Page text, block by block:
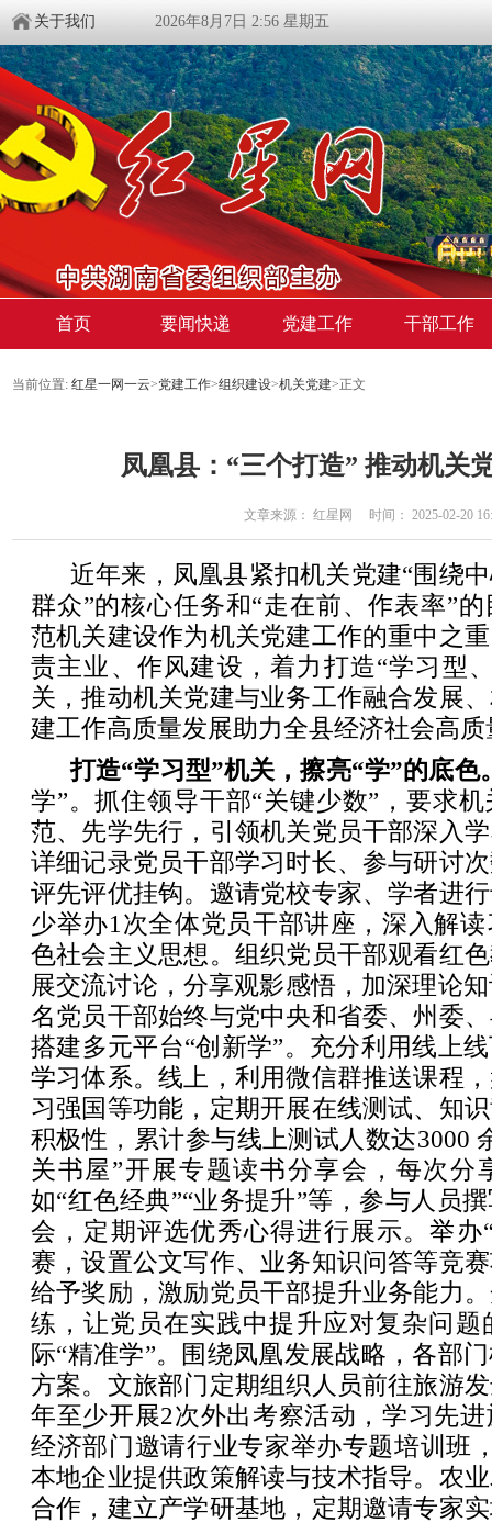
关于我们 2026年8月7日 2:56 星期五
首页 要闻快递 党建工作 干部工作
当前位置: 红星一网一云>党建工作>组织建设>机关党建>正文
凤凰县：“三个打造” 推动机关
文章来源： 红星网 时间： 2025-02-20
近年来，凤凰县紧扣机关党建“围绕
群众”的核心任务和“走在前、作表率”
范机关建设作为机关党建工作的重中之
责主业、作风建设，着力打造“学习型
关，推动机关党建与业务工作融合发展
建工作高质量发展助力全县经济社会高
打造“学习型”机关，擦亮“学”的底色
学”。抓住领导干部“关键少数”，要求
范、先学先行，引领机关党员干部深入
详细记录党员干部学习时长、参与研讨
评先评优挂钩。邀请党校专家、学者进
少举办1次全体党员干部讲座，深入解
色社会主义思想。组织党员干部观看红
展交流讨论，分享观影感悟，加深理论
名党员干部始终与党中央和省委、州委
搭建多元平台“创新学”。充分利用线上
学习体系。线上，利用微信群推送课程
习强国等功能，定期开展在线测试、知
积极性，累计参与线上测试人数达3000
关书屋”开展专题读书分享会，每次分
如“红色经典”“业务提升”等，参与人员
会，定期评选优秀心得进行展示。举办
赛，设置公文写作、业务知识问答等竞
给予奖励，激励党员干部提升业务能力
练，让党员在实践中提升应对复杂问题
际“精准学”。围绕凤凰发展战略，各部
方案。文旅部门定期组织人员前往旅游
年至少开展2次外出考察活动，学习先
经济部门邀请行业专家举办专题培训班
本地企业提供政策解读与技术指导。农
合作，建立产学研基地，定期邀请专家